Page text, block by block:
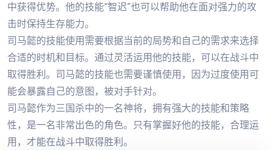
中获得优势。他的技能“智迟”也可以帮助他在面对强力的攻
击时保持生存能力。
司马懿的技能使用需要根据当前的局势和自己的需求来选择
合适的时机和目标。通过灵活运用他的技能，可以在战斗中
取得胜利。司马懿的技能也需要谨慎使用，因为过度使用可
能会暴露自己的意图，被对手针对。
司马懿作为三国杀中的一名神将，拥有强大的技能和策略
性，是一名非常出色的角色。只有掌握好他的技能，合理运
用，才能在战斗中取得胜利。